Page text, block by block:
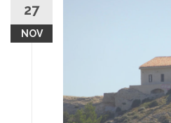
27
NOV